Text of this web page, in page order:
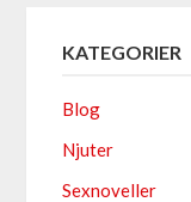
KATEGORIER
Blog
Njuter
Sexnoveller